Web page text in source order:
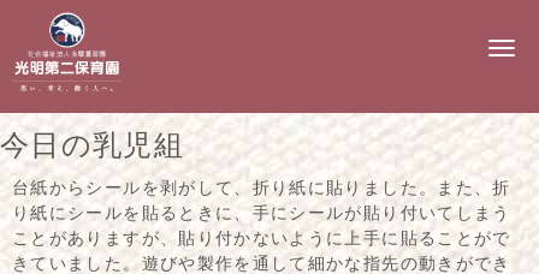
N
g
a
i
o
n
今日の乳児組
台紙からシールを剥がして、折り紙に貼りました。また、折
り紙にシールを貼るときに、手にシールが貼り付いてしまう
ことがありますが、貼り付かないように上手に貼ることがで
きていました。遊びや製作を通して細かな指先の動きができ